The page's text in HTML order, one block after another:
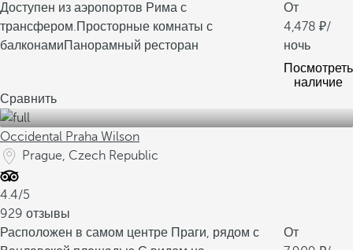
Доступен из аэропортов Рима с
трансфером.Просторные комнаты с
балконамиПанорамный ресторан
От
4,478
/
ночь
Посмотреть
наличие
Сравнить
Occidental Praha Wilson
Prague, Czech Republic
4.4/5
929 отзывы
Расположен в самом центре Праги, рядом с
От